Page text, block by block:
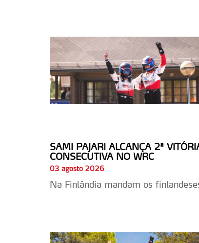
SAMI PAJARI ALCANÇA 2ª
CONSECUTIVA NO WRC
03 agosto 2026
Na Finlândia mandam os